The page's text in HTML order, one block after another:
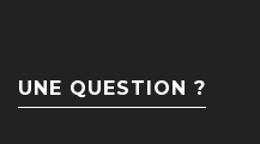
UNE QUESTION ?